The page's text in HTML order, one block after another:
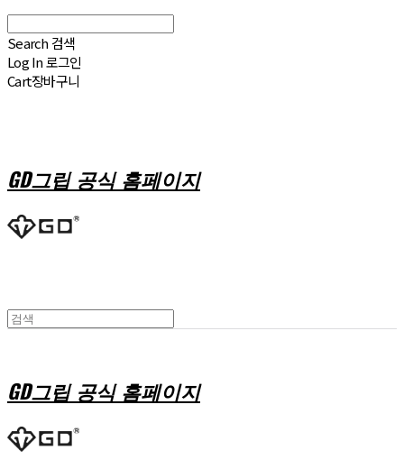
Search 검색
Log In로그인
Cart장바구니
GD그립 공식 홈페이지
GD그립 공식 홈페이지